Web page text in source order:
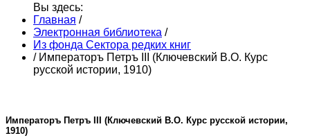
Вы здесь:
Главная /
Электронная библиотека /
Из фонда Сектора редких книг
/ Императоръ Петръ III (Ключевский В.О. Курс
русской истории, 1910)
Императоръ Петръ III (Ключевский В.О. Курс русской истории,
1910)